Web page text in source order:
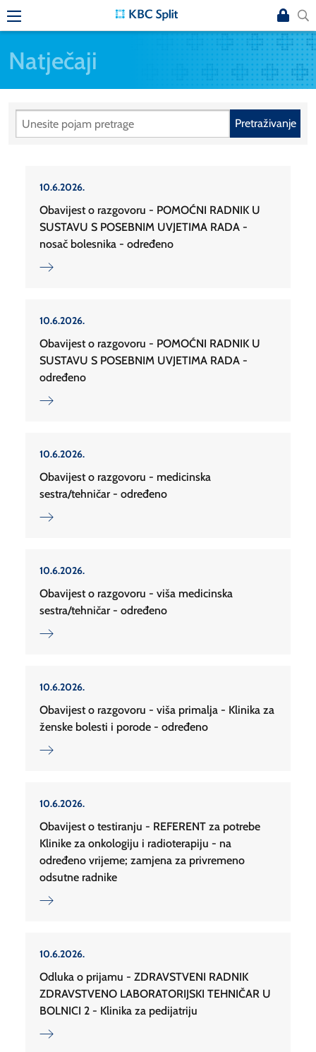
Natječaji
Pretraživanje
10.6.2026.
Obavijest o razgovoru - POMOĆNI RADNIK U
SUSTAVU S POSEBNIM UVJETIMA RADA -
nosač bolesnika - određeno
10.6.2026.
Obavijest o razgovoru - POMOĆNI RADNIK U
SUSTAVU S POSEBNIM UVJETIMA RADA -
određeno
10.6.2026.
Obavijest o razgovoru - medicinska
sestra/tehničar - određeno
10.6.2026.
Obavijest o razgovoru - viša medicinska
sestra/tehničar - određeno
10.6.2026.
Obavijest o razgovoru - viša primalja - Klinika za
ženske bolesti i porode - određeno
10.6.2026.
Obavijest o testiranju - REFERENT za potrebe
Klinike za onkologiju i radioterapiju - na
određeno vrijeme; zamjena za privremeno
odsutne radnike
10.6.2026.
Odluka o prijamu - ZDRAVSTVENI RADNIK
ZDRAVSTVENO LABORATORIJSKI TEHNIČAR U
BOLNICI 2 - Klinika za pedijatriju